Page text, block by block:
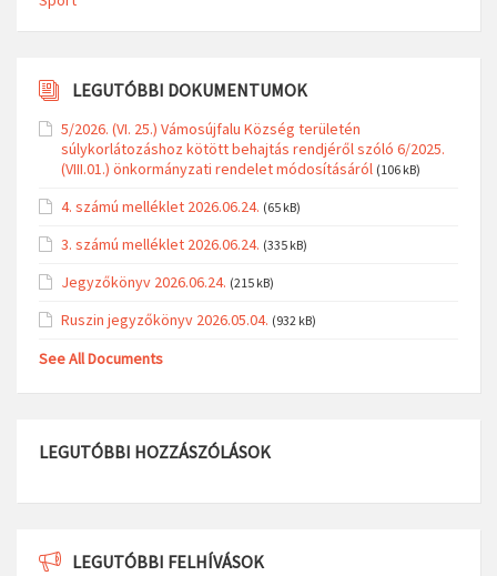
LEGUTÓBBI DOKUMENTUMOK
5/2026. (VI. 25.) Vámosújfalu Község területén
súlykorlátozáshoz kötött behajtás rendjéről szóló 6/2025.
(VIII.01.) önkormányzati rendelet módosításáról (106 kB)
4. számú melléklet 2026.06.24. (65 kB)
3. számú melléklet 2026.06.24. (335 kB)
Jegyzőkönyv 2026.06.24. (215 kB)
Ruszin jegyzőkönyv 2026.05.04. (932 kB)
See All Documents
LEGUTÓBBI HOZZÁSZÓLÁSOK
LEGUTÓBBI FELHÍVÁSOK